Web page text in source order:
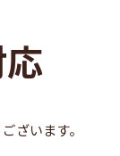
ざいます。